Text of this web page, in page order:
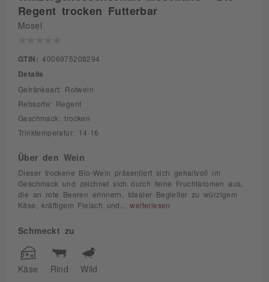
Regent trocken Futterbar
Mosel
GTIN: 4006975208294
Details
Getränkeart: Rotwein
Rebsorte: Regent
Geschmack: trocken
Trinktemperatur: 14-16
Über den Wein
Dieser trockene Bio-Wein präsentiert sich gehaltvoll im
Geschmack und zeichnet sich durch feine Fruchtaromen aus,
die an rote Beeren erinnern. Idealer Begleiter zu würzigem
Käse, kräftigem Fleisch und...weiterlesen
Schmeckt zu
Käse Rind Wild